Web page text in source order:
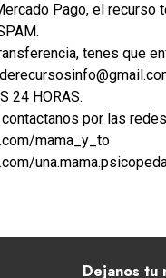
Pago, el recurso
tenes que
24 HORAS.
por las
mama_y_to
Dejanos tu